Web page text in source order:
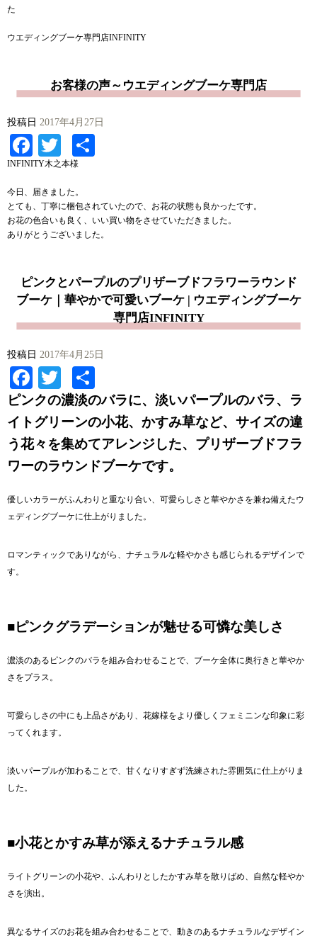
た
ウエディングブーケ専門店INFINITY
お客様の声～ウエディングブーケ専門店
投稿日 2017年4月27日
Facebook
Twitter
INFINITY木之本様
今日、届きました。
とても、丁寧に梱包されていたので、お花の状態も良かったです。
お花の色合いも良く、いい買い物をさせていただきました。
ありがとうございました。
ピンクとパープルのプリザーブドフラワーラウンド
ブーケ｜華やかで可愛いブーケ | ウエディングブーケ
専門店INFINITY
投稿日 2017年4月25日
Facebook
Twitter
有
ピンクの濃淡のバラに、淡いパープルのバラ、ラ
イトグリーンの小花、かすみ草など、サイズの違
う花々を集めてアレンジした、プリザーブドフラ
ワーのラウンドブーケです。
優しいカラーがふんわりと重なり合い、可愛らしさと華やかさを兼ね備えたウ
ェディングブーケに仕上がりました。
ロマンティックでありながら、ナチュラルな軽やかさも感じられるデザインで
す。
■ピンクグラデーションが魅せる可憐な美しさ
濃淡のあるピンクのバラを組み合わせることで、ブーケ全体に奥行きと華やか
さをプラス。
可愛らしさの中にも上品さがあり、花嫁様をより優しくフェミニンな印象に彩
ってくれます。
淡いパープルが加わることで、甘くなりすぎず洗練された雰囲気に仕上がりま
した。
■小花とかすみ草が添えるナチュラル感
ライトグリーンの小花や、ふんわりとしたかすみ草を散りばめ、自然な軽やか
さを演出。
異なるサイズのお花を組み合わせることで、動きのあるナチュラルなデザイン